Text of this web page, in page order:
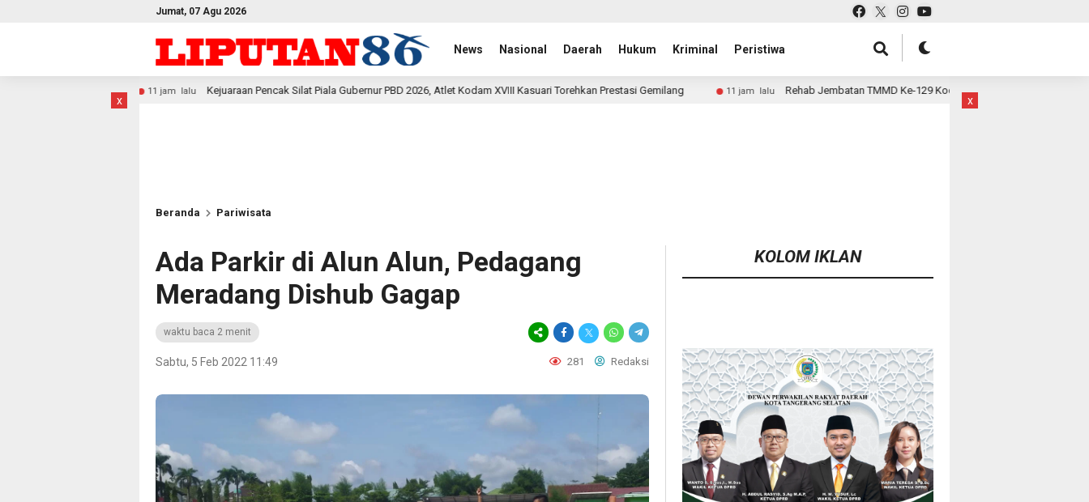
Jumat, 07 Agu 2026
News Nasional Daerah Hukum Kriminal Peristiwa
x
Kejuaraan Pencak Silat Piala Gubernur PBD 2026, Atlet Kodam XVIII Kasuari Torehkan Prestasi Gemilang 11 jam lalu Rehab Jembatan TMMD Ke-129 Kodim 1807/Sorsel Hampir Rampung, Perkuat Akses dan
Beranda Pariwisata
Ada Parkir di Alun Alun, Pedagang
Meradang Dishub Gagap
waktu baca 2 menit
Sabtu, 5 Feb 2022 11:49 281 Redaksi
KOLOM IKLAN
x